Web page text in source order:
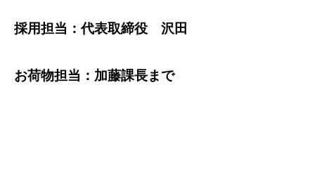
採用担当：代表取締役 沢田
お荷物担当：加藤課長まで